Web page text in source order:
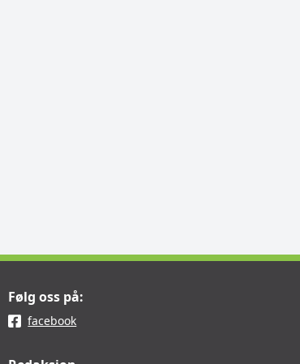
Følg oss på:
facebook